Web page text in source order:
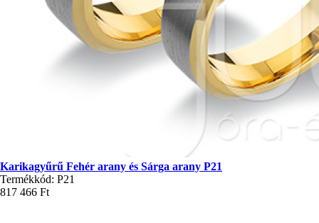
Karikagyűrű Fehér arany és Sárga arany P21
Termékkód: P21
817 466 Ft